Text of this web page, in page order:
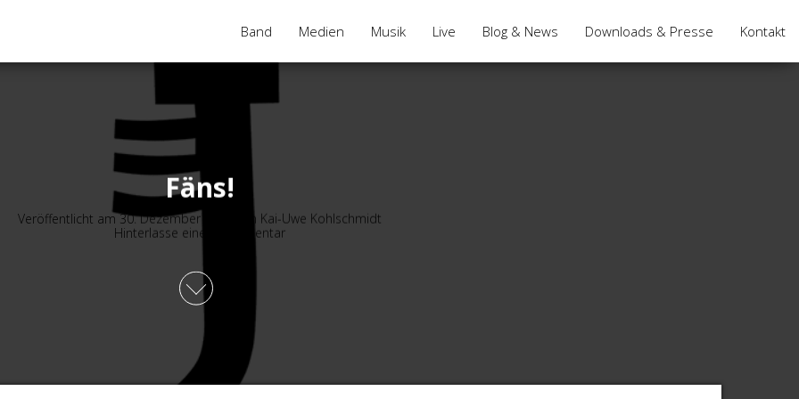
Band Medien Musik Live Blog & News Downloads & Presse Kontakt
Fäns!
Veröffentlicht am30. Dezember 2016 von Kai-Uwe Kohlschmidt
Hinterlasse einen Kommentar